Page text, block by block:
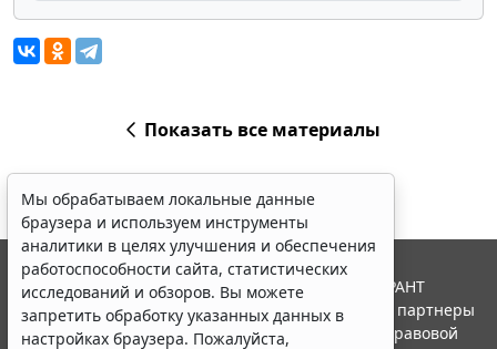
Показать все материалы
Мы обрабатываем локальные данные
браузера и используем инструменты
аналитики в целях улучшения и обеспечения
работоспособности сайта, статистических
исследований и обзоров. Вы можете
запретить обработку указанных данных в
настройках браузера. Пожалуйста,
© ООО "НПП "ГАРАНТ-СЕРВИС", 2026. Система ГАРАНТ
выпускается с 1990 года. Компания "Гарант" и ее партнеры
являются участниками Российской ассоциации правовой